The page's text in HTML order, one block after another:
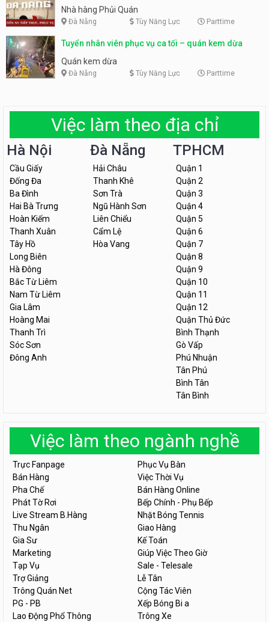
Nhà hàng Phủi Quán
Đà Nẵng Tùy Năng Lực Parttime
Tuyển nhân viên phục vụ ca tối – quán kem dừa
Quán kem dừa
Đà Nẵng Tùy Năng Lực Parttime
Việc làm theo địa chỉ
Hà Nội
Cầu Giấy
Đống Đa
Ba Đình
Hai Bà Trưng
Hoàn Kiếm
Thanh Xuân
Tây Hồ
Long Biên
Hà Đông
Bắc Từ Liêm
Nam Từ Liêm
Gia Lâm
Hoàng Mai
Thanh Trì
Sóc Sơn
Đông Anh
Đà Nẵng
Hải Châu
Thanh Khê
Sơn Trà
Ngũ Hành Sơn
Liên Chiểu
Cẩm Lệ
Hòa Vang
TPHCM
Quận 1
Quận 2
Quận 3
Quận 4
Quận 5
Quận 6
Quận 7
Quận 8
Quận 9
Quận 10
Quận 11
Quận 12
Quận Thủ Đức
Bình Thạnh
Gò Vấp
Phú Nhuận
Tân Phú
Bình Tân
Tân Bình
Việc làm theo ngành nghề
Trực Fanpage
Phục Vụ Bàn
Bán Hàng
Việc Thời Vụ
Pha Chế
Bán Hàng Online
Phát Tờ Rơi
Bếp Chính - Phụ Bếp
Live Stream B.Hàng
Nhặt Bóng Tennis
Thu Ngân
Giao Hàng
Gia Sư
Kế Toán
Marketing
Giúp Việc Theo Giờ
Tạp Vụ
Sale - Telesale
Trợ Giảng
Lễ Tân
Trông Quán Net
Cộng Tác Viên
PG - PB
Xếp Bóng Bi a
Lao Động Phổ Thông
Trông Xe